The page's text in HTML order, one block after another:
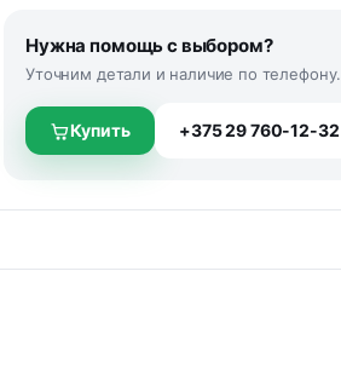
Нужна помощь с выбором?
Уточним детали и наличие по телефону.
Купить +375 29 760-12-32